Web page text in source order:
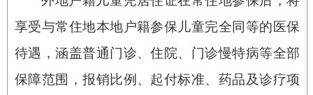
享受与常住地本地户籍参保儿童完全同等的医保
待遇，涵盖普通门诊、住院、门诊慢特病等全部
保障范围，报销比例、起付标准、药品及诊疗项